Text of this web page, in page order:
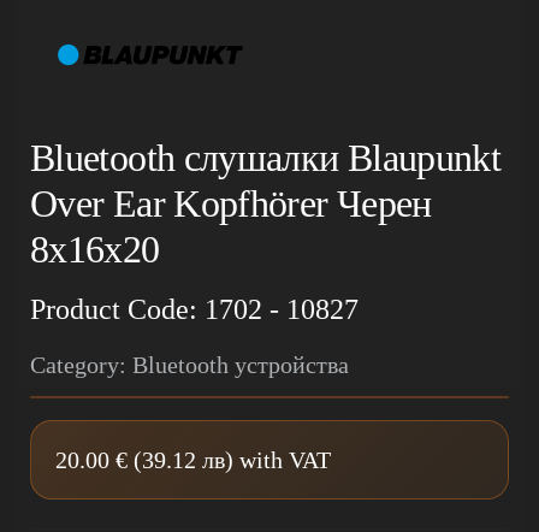
Bluetooth слушалки Blaupunkt
Over Ear Kopfhörer Черен
8x16x20
Product Code: 1702 - 10827
Category: Bluetooth устройства
20.00 € (39.12 лв) with VAT